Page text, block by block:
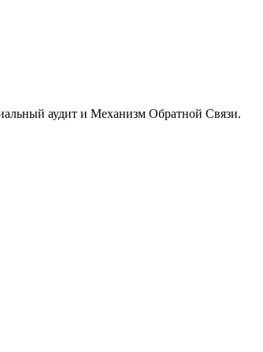
аудит и Механизм Обратной Связи.